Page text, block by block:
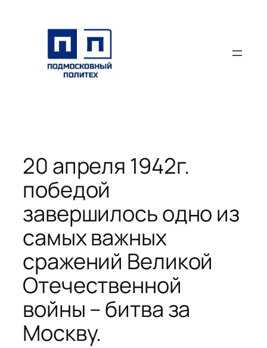
содержимому
20 апреля 1942г.
победой
завершилось одно из
самых важных
сражений Великой
Отечественной
войны – битва за
Москву.